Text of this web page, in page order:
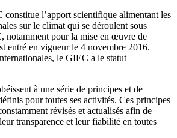
l’apport scientifique alimentant les
sur le climat qui se déroulent sous
notamment pour la mise en œuvre de
entré en vigueur le 4 novembre 2016.
le GIEC a le statut
à une série de principes et de
pour toutes ses activités. Ces principes
révisés et actualisés afin de
transparence et leur fiabilité en toutes